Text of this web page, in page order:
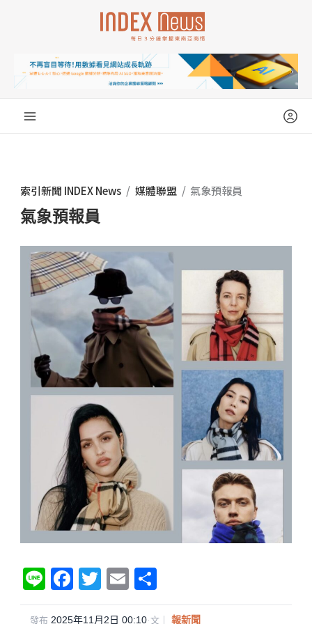
索引新聞 INDEX News / 媒體聯盟 / 氣象預報員
氣象預報員
Li
n
F
a
T
wi
E
m 享
發布 2025年11月2日 00:10·文｜ 報新聞